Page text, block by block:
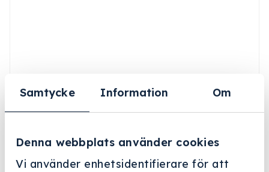
Samtycke Information Om
Denna webbplats använder cookies
Vi använder enhetsidentifierare för att